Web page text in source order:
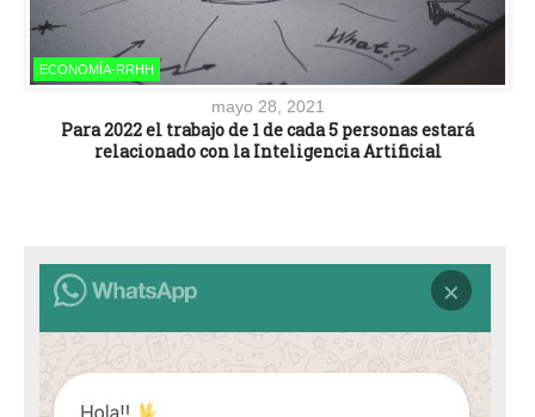
ECONOMÍA-RRHH
mayo 28, 2021
Para 2022 el trabajo de 1 de cada 5 personas estará
relacionado con la Inteligencia Artificial